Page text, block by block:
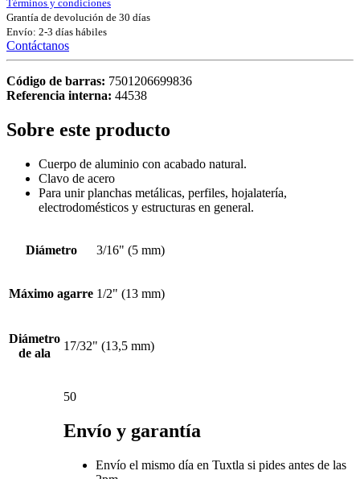
Términos y condiciones
Grantía de devolución de 30 días
Envío: 2-3 días hábiles
Contáctanos
Código de barras: 7501206699836
Referencia interna: 44538
Sobre este producto
Cuerpo de aluminio con acabado natural.
Clavo de acero
Para unir planchas metálicas, perfiles, hojalatería,
electrodomésticos y estructuras en general.
Diámetro 3/16" (5 mm)
Máximo agarre 1/2" (13 mm)
Diámetro
de ala
17/32" (13,5 mm)
50
Envío y garantía
Envío el mismo día en Tuxtla si pides antes de las